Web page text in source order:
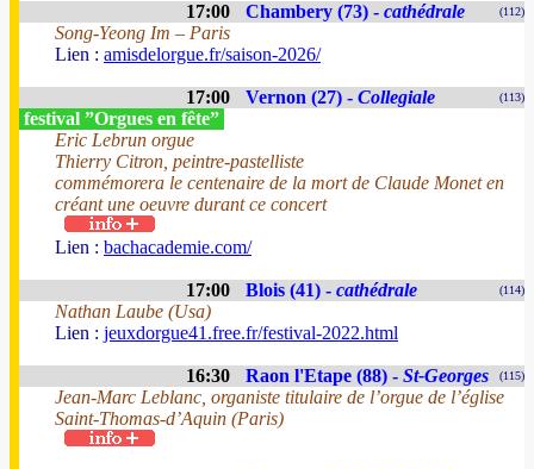
17:00 Chambery (73) - cathédrale (112)
Song-Yeong Im – Paris
Lien : amisdelorgue.fr/saison-2026/
17:00 Vernon (27) - Collegiale (113)
festival ”Orgues en fête”
Eric Lebrun orgue
Thierry Citron, peintre-pastelliste
commémorera le centenaire de la mort de Claude Monet en
créant une oeuvre durant ce concert
Lien : bachacademie.com/
17:00 Blois (41) - cathédrale (114)
Nathan Laube (Usa)
Lien : jeuxdorgue41.free.fr/festival-2022.html
16:30 Raon l'Etape (88) - St-Georges (115)
Jean-Marc Leblanc, organiste titulaire de l’orgue de l’église
Saint-Thomas-d’Aquin (Paris)